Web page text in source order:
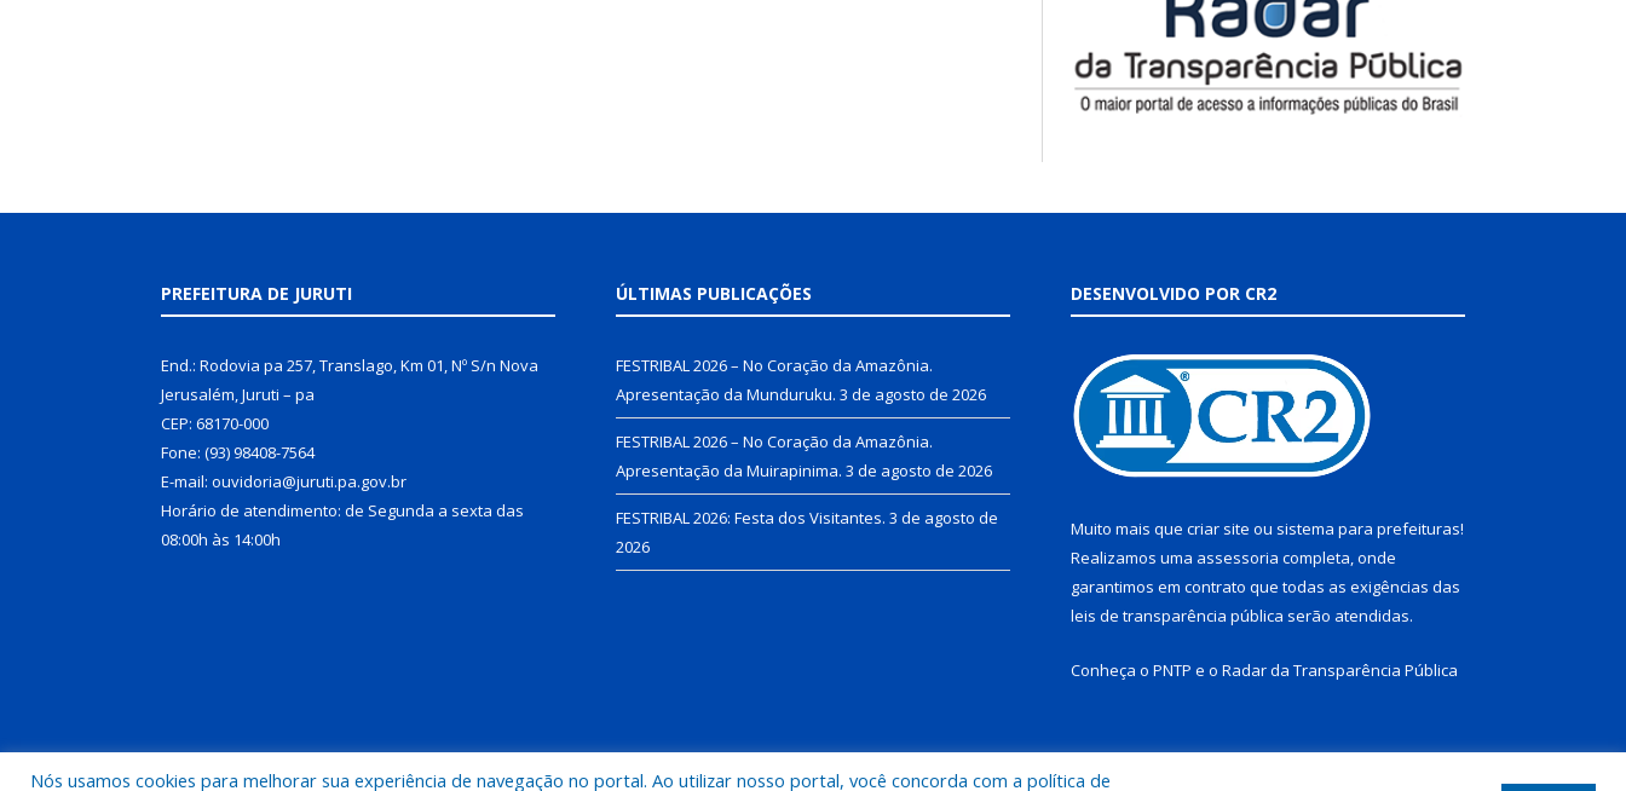
PREFEITURA DE JURUTI
End.: Rodovia pa 257, Translago, Km 01, Nº S/n Nova
Jerusalém, Juruti – pa
CEP: 68170-000
Fone: (93) 98408-7564
E-mail: ouvidoria@juruti.pa.gov.br
Horário de atendimento: de Segunda a sexta das
08:00h às 14:00h
ÚLTIMAS PUBLICAÇÕES
FESTRIBAL 2026 – No Coração da Amazônia.
Apresentação da Munduruku. 3 de agosto de 2026
FESTRIBAL 2026 – No Coração da Amazônia.
Apresentação da Muirapinima. 3 de agosto de 2026
FESTRIBAL 2026: Festa dos Visitantes. 3 de agosto de
2026
DESENVOLVIDO POR CR2
Muito mais que criar site ou sistema para prefeituras!
Realizamos uma assessoria completa, onde
garantimos em contrato que todas as exigências das
leis de transparência pública serão atendidas.
Conheça o PNTP e o Radar da Transparência Pública
Nós usamos cookies para melhorar sua experiência de navegação no portal. Ao utilizar nosso portal, você concorda com a política de